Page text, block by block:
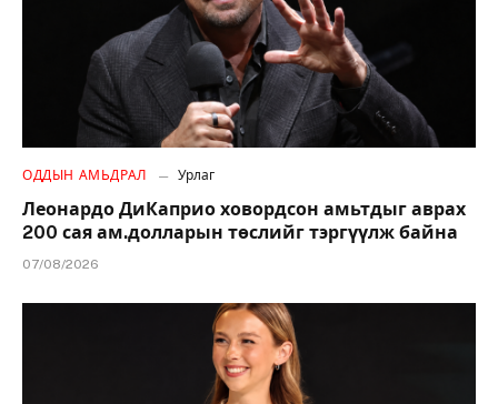
ОДДЫН АМЬДРАЛ Урлаг
Леонардо ДиКаприо ховордсон амьтдыг аврах
200 сая ам.долларын төслийг тэргүүлж байна
07/08/2026